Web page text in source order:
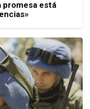
promesa está